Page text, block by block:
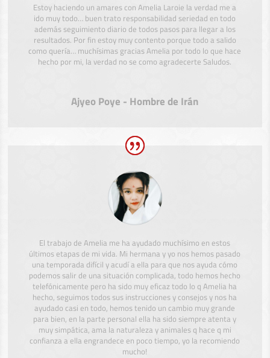
Estoy haciendo un amares con Amelia Laroie la verdad me a
ido muy todo… buen trato responsabilidad seriedad en todo
además seguimiento diario de todos pasos para llegar a los
resultados. Por fin estoy muy contento porque todo a salido
como quería… muchísimas gracias Amelia por todo lo que hace
hecho por mi, la verdad no se como agradecerte Saludos.
Ajyeo Poye - Hombre de Irán
El trabajo de Amelia me ha ayudado muchísimo en estos
últimos etapas de mi vida. Mi hermana y yo nos hemos pasado
una temporada difícil y acudí a ella para que nos ayuda cómo
podemos salir de una situación complicada, todo hemos hecho
telefónicamente pero ha sido muy eficaz todo lo q Amelia ha
hecho, seguimos todos sus instrucciones y consejos y nos ha
ayudado casi en todo, hemos tenido un cambio muy grande
para bien, en la parte personal ella ha sido siempre atenta y
muy simpática, ama la naturaleza y animales q hace q mi
confianza a ella engrandece en poco tiempo, yo la recomiendo
mucho!